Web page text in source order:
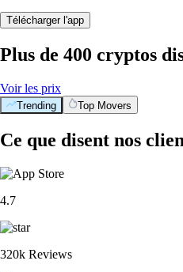
Télécharger l'app
Plus de 400 cryptos
Voir les prix
Trending Top Movers
Ce que disent nos
4.7
320k Reviews